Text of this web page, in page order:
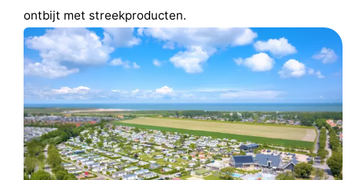
ontbijt met streekproducten.